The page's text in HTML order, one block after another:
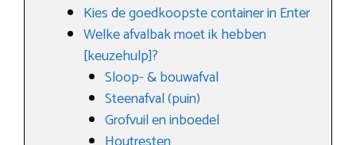
Kies de goedkoopste container in Enter
Welke afvalbak moet ik hebben
[keuzehulp]?
Sloop- & bouwafval
Steenafval (puin)
Grofvuil en inboedel